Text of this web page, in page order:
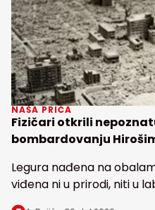
NAŠA PRIČA
Fizičari otkrili
bombardovanju
Legura nađena na
viđena ni u prirodi, niti u